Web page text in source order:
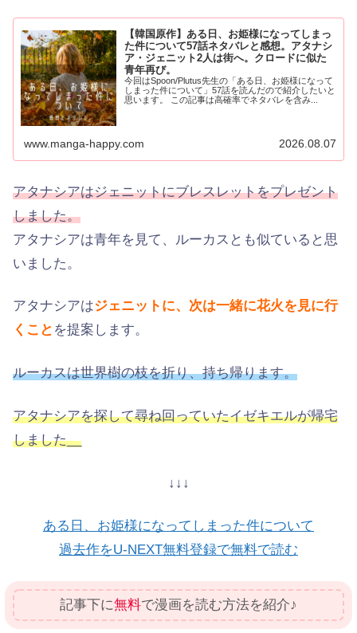
【韓国原作】ある日、お姫様になってしまっ
た件について57話ネタバレと感想。アタナシ
ア・ジェニット2人は街へ。クロードに似た
青年再び。
今回はSpoon/Plutus先生の「ある日、お姫様になって
しまった件について」57話を読んだので紹介したいと
思います。 この記事は高確率でネタバレを含み...
www.manga-happy.com 2026.08.07
アタナシアはジェニットにブレスレットをプレゼント
しました。
アタナシアは青年を見て、ルーカスとも似ていると思
いました。
アタナシアはジェニットに、次は一緒に花火を見に行
くこと を提案します。
ルーカスは世界樹の枝を折り、持ち帰ります。
アタナシアを探して尋ね回っていたイゼキエルが帰宅
しました__
↓↓↓
ある日、お姫様になってしまった件について
過去作をU-NEXT無料登録で無料で読む
記事下に無料で漫画を読む方法を紹介♪